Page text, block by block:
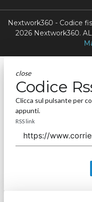
Nextwork360 - Codice
2026 Nextwork360.
close
Codice
Clicca sul pulsante per
appunti.
RSS link